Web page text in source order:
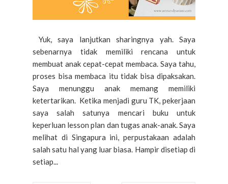
Yuk, saya lanjutkan sharingnya yah. Saya
sebenarnya tidak memiliki rencana untuk
membuat anak cepat-cepat membaca. Saya tahu,
proses bisa membaca itu tidak bisa dipaksakan.
Saya menunggu anak memang memiliki
ketertarikan. Ketika menjadi guru TK, pekerjaan
saya salah satunya mencari buku untuk
keperluan lesson plan dan tugas anak-anak. Saya
melihat di Singapura ini, perpustakaan adalah
salah satu hal yang luar biasa. Hampir disetiap di
setiap...